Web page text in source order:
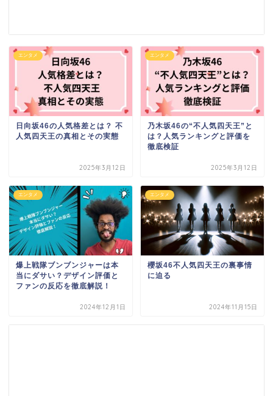
エンタメ
日向坂46の人気格差とは？ 不
人気四天王の真相とその実態
2025年3月12日
エンタメ
乃木坂46の“不人気四天王”と
は？人気ランキングと評価を
徹底検証
2025年3月12日
エンタメ
爆上戦隊ブンブンジャーは本
当にダサい？デザイン評価と
ファンの反応を徹底解説！
2024年12月1日
エンタメ
櫻坂46不人気四天王の裏事情
に迫る
2024年11月15日